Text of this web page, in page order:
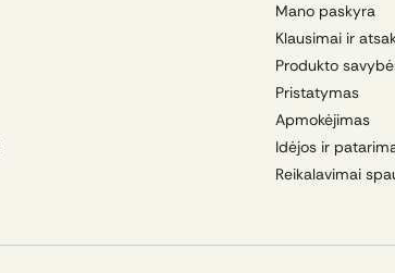
Mano paskyra
Klausimai ir
Produkto
Pristatymas
Apmokėjimas
Idėjos ir
Reikalavimai